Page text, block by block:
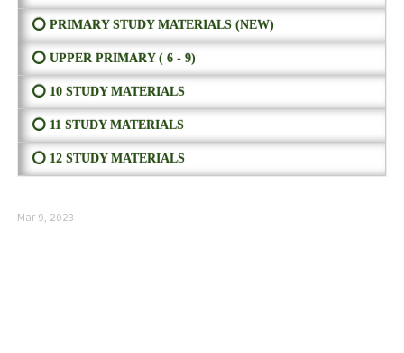
⭕ PRIMARY STUDY MATERIALS (NEW)
⭕ UPPER PRIMARY ( 6 - 9)
⭕ 10 STUDY MATERIALS
⭕ 11 STUDY MATERIALS
⭕ 12 STUDY MATERIALS
Mar 9, 2023